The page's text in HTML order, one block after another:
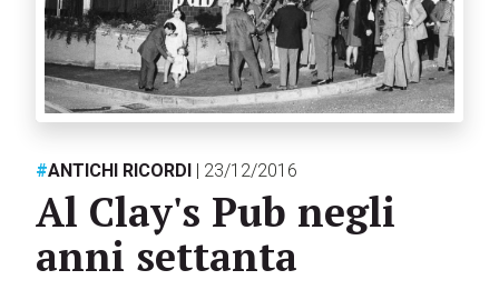
#ANTICHI RICORDI | 23/12/2016
Al Clay's Pub negli
anni settanta